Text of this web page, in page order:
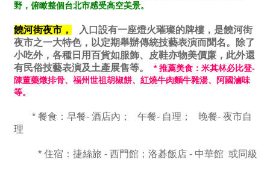
野，俯瞰整個台北市感受高空美景。
饒河街夜市，
入口設有一座燈火璀璨的牌樓，是饒河街
夜市之一大特色，以定期舉辦傳統技藝表演而聞名。除了
小吃外，各種日用百貨如服飾、皮鞋亦物美價廉，此外還
有民俗技藝表演及土產展售等。 * 推薦美食：米其林必比登-
陳董藥燉排骨、福州世祖胡椒餅、紅燒牛肉麵牛雜湯、阿國滷味
等。
* 餐食：早餐- 酒店內； 午餐- 自理； 晚餐- 夜市自
理
* 住宿：捷絲旅 - 西門館；洛碁飯店 - 中華館 或同級